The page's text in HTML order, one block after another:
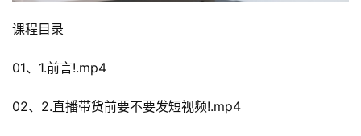
课程目录
01、1.前言!.mp4
02、2.直播带货前要不要发短视频!.mp4